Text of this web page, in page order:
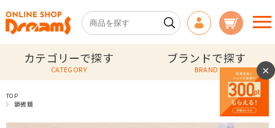
カテゴリーで探す
CATEGORY
ブランドで探す
BRAND
TOP
顕微鏡
×